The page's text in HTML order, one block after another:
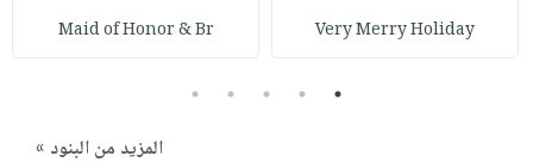
Very Merry Holiday
Maid of Honor & Br
1
2
3
4
5
المزيد من البنود »